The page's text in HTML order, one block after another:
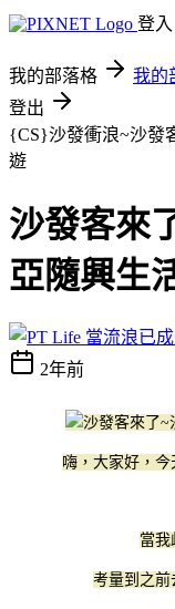
登入
我的部落格 我的
登出
{CS}沙發衝浪~沙發
遊
沙發客來
亞隨興生
2年前
嗨，大家好，今
當我
考量到之前